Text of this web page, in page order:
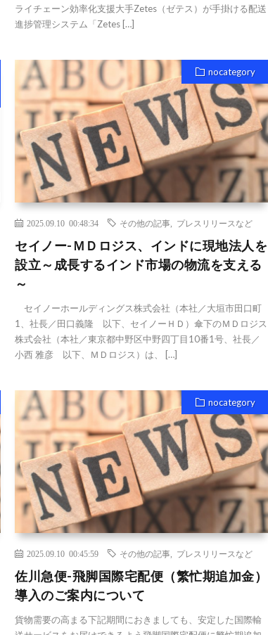
ライチェーン効率化支援大手Zetes（ゼテス）が手掛ける配送
進捗管理システム「Zetes […]
nocategory
2025.09.10 00:48:34 その他の記事 プレスリリースなど
セイノー-ＭＤロジス、インドに現地法人を
設立～成長するインド市場の物流を支える
～
セイノーホールディングス株式会社（本社／大垣市田口町
1、社長／田口義隆 以下、セイノーＨＤ）傘下のＭＤロジス
株式会社（本社／東京都中野区中野四丁目10番1号、社長／
小西 雅彦 以下、ＭＤロジス）は、 […]
nocategory
2025.09.10 00:45:59 その他の記事 プレスリリースなど
佐川急便-飛脚国際宅配便（繁忙期追加金）
導入のご案内について
貨物需要の高まる下記期間におきましても、安定した国際輸